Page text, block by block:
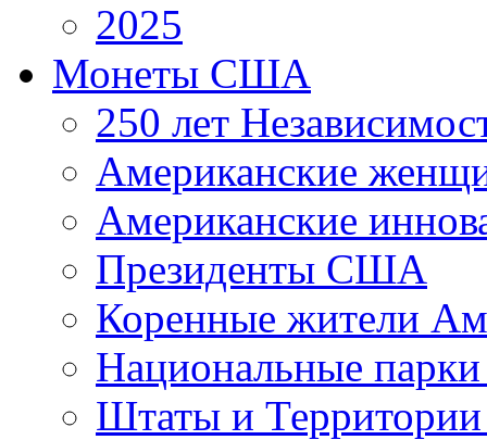
2025
Монеты США
250 лет
Американские
Американские
Президенты США
Коренные жители
Национальные
Штаты и